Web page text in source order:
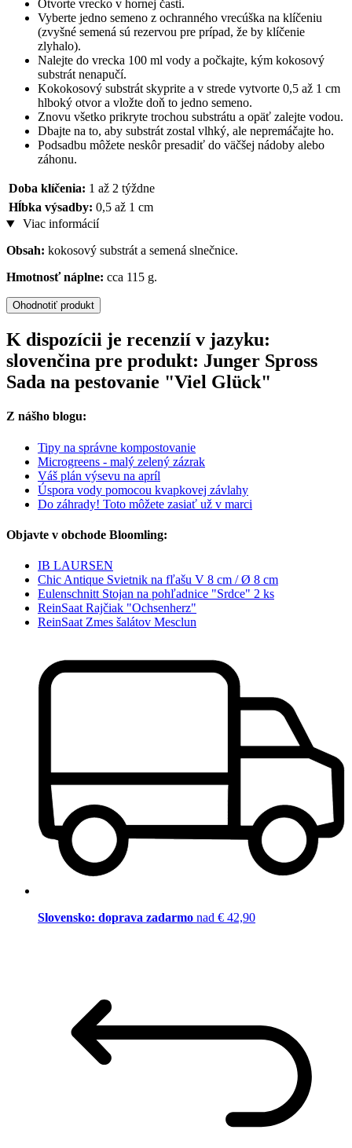
Otvorte vrecko v hornej časti.
Vyberte jedno semeno z ochranného vrecúška na klíčeniu
(zvyšné semená sú rezervou pre prípad, že by klíčenie
zlyhalo).
Nalejte do vrecka 100 ml vody a počkajte, kým kokosový
substrát nenapučí.
Kokokosový substrát skyprite a v strede vytvorte 0,5 až 1 cm
hlboký otvor a vložte doň to jedno semeno.
Znovu všetko prikryte trochou substrátu a opäť zalejte vodou.
Dbajte na to, aby substrát zostal vlhký, ale nepremáčajte ho.
Podsadbu môžete neskôr presadiť do väčšej nádoby alebo
záhonu.
Doba klíčenia: 1 až 2 týždne
Hĺbka výsadby: 0,5 až 1 cm
Viac informácií
Obsah: kokosový substrát a semená slnečnice.
Hmotnosť náplne: cca 115 g.
Ohodnotiť produkt
K dispozícii je recenzií v jazyku:
slovenčina pre produkt: Junger Spross
Sada na pestovanie "Viel Glück"
Z nášho blogu:
Tipy na správne kompostovanie
Microgreens - malý zelený zázrak
Váš plán výsevu na apríl
Úspora vody pomocou kvapkovej závlahy
Do záhrady! Toto môžete zasiať už v marci
Objavte v obchode Bloomling:
IB LAURSEN
Chic Antique Svietnik na fľašu V 8 cm / Ø 8 cm
Eulenschnitt Stojan na pohľadnice "Srdce" 2 ks
ReinSaat Rajčiak "Ochsenherz"
ReinSaat Zmes šalátov Mesclun
Slovensko: doprava zadarmo nad € 42,90